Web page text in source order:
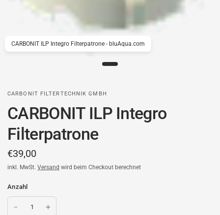
CARBONIT ILP Integro Filterpatrone - bluAqua.com
CARBONIT FILTERTECHNIK GMBH
CARBONIT ILP Integro
Filterpatrone
€39,00
inkl. MwSt. Versand wird beim Checkout berechnet
Anzahl